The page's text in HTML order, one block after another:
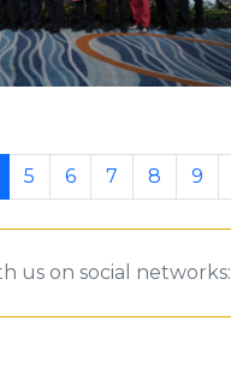
5 6 7 8 9
us on social networks: